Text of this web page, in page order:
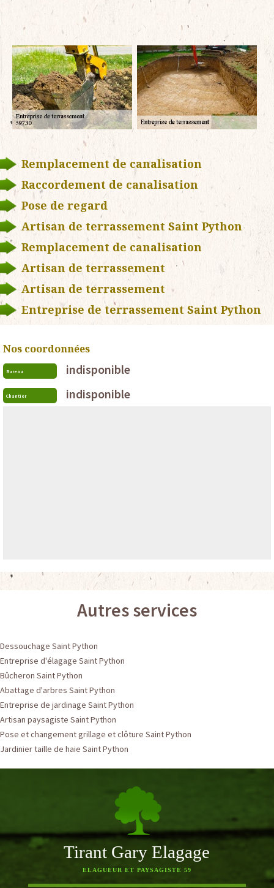
Remplacement de canalisation
Raccordement de canalisation
Pose de regard
Artisan de terrassement Saint Python
Remplacement de canalisation
Artisan de terrassement
Artisan de terrassement
Entreprise de terrassement Saint Python
Nos coordonnées
Bureau indisponible
Chantier indisponible
Autres services
Dessouchage Saint Python
Entreprise d'élagage Saint Python
Bûcheron Saint Python
Abattage d'arbres Saint Python
Entreprise de jardinage Saint Python
Artisan paysagiste Saint Python
Pose et changement grillage et clôture Saint Python
Jardinier taille de haie Saint Python
Tirant Gary Elagage
ELAGUEUR ET PAYSAGISTE 59